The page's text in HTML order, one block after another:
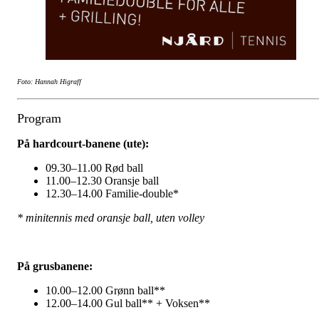
Foto: Hannah Higraff
Program
På hardcourt-banene (ute):
09.30–11.00 Rød ball
11.00–12.30 Oransje ball
12.30–14.00 Familie-double*
* minitennis med oransje ball, uten volley
På grusbanene:
10.00–12.00 Grønn ball**
12.00–14.00 Gul ball** + Voksen**